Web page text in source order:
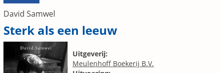
David Samwel
Sterk als een leeuw
Uitgeverij:
Meulenhoff Boekerij B.V.